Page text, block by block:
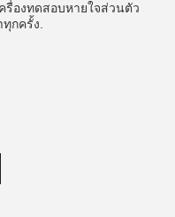
รื่องทดสอบหายใจส่วนตัว
กครั้ง.